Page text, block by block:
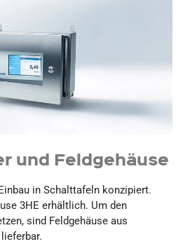
und Feldgehäuse
in Schalttafeln konzipiert.
3HE erhältlich. Um den
sind Feldgehäuse aus